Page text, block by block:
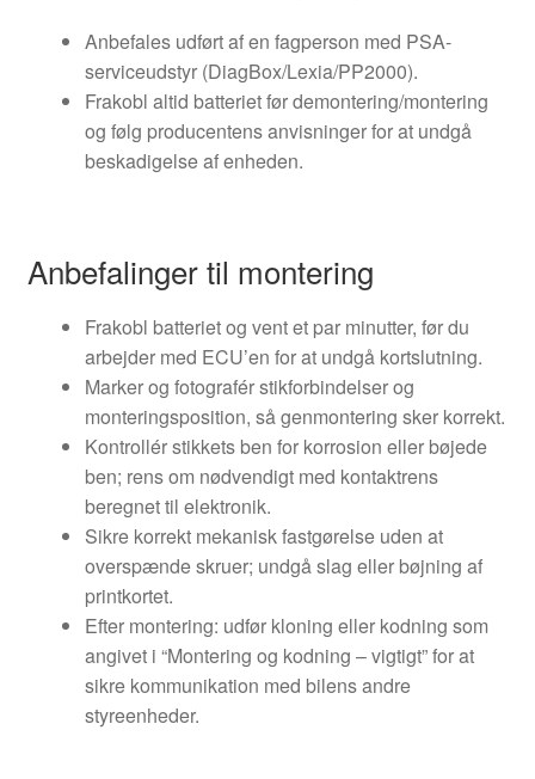
Anbefales udført af en fagperson med PSA-
serviceudstyr (DiagBox/Lexia/PP2000).
Frakobl altid batteriet før demontering/montering
og følg producentens anvisninger for at undgå
beskadigelse af enheden.
Anbefalinger til montering
Frakobl batteriet og vent et par minutter, før du
arbejder med ECU’en for at undgå kortslutning.
Marker og fotografér stikforbindelser og
monteringsposition, så genmontering sker korrekt.
Kontrollér stikkets ben for korrosion eller bøjede
ben; rens om nødvendigt med kontaktrens
beregnet til elektronik.
Sikre korrekt mekanisk fastgørelse uden at
overspænde skruer; undgå slag eller bøjning af
printkortet.
Efter montering: udfør kloning eller kodning som
angivet i “Montering og kodning – vigtigt” for at
sikre kommunikation med bilens andre
styreenheder.